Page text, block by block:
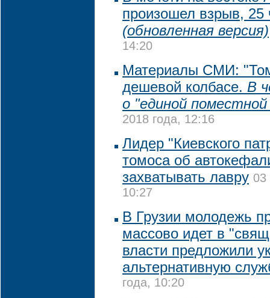
произошел взрыв, 25
(обновленная версия)
14:20
Материалы СМИ:
дешевой колбасе. В
о "единой поместной
2018 года, 12:16
Лидер "Киевского
томоса об
захватывать лавру 03
10:27
В Грузии молодежь
массово идет в
власти предложили
альтернативную
года, 10:20